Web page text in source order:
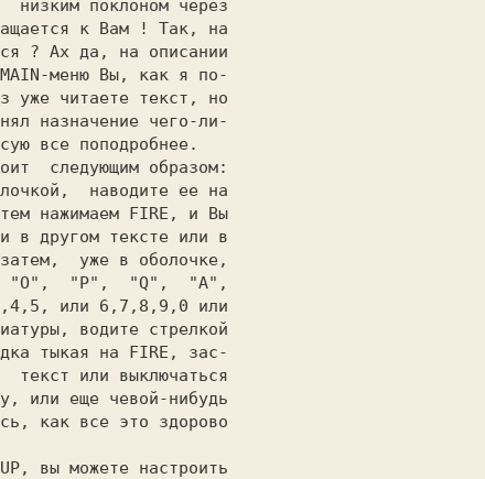
низким поклоном через
к Вам ! Так, на
? Ах да, на описании
MAIN-меню Вы, как я по-
уже читаете текст, но
назначение чего-ли-
все поподробнее.
наводите ее на
нажимаем FIRE,
в другом тексте или в
уже в оболочке,
"O",  "P",  "Q",  "A",
водите стрелкой
тыкая на FIRE, зас-
текст или выключаться
или еще чевoй-нибудь
как все это здорово
!
вы можете настроить